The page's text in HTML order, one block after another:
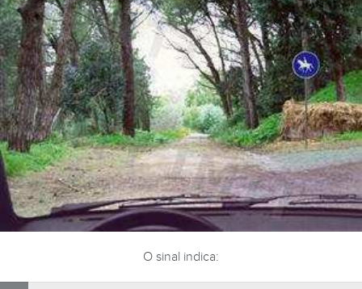
O sinal indica: